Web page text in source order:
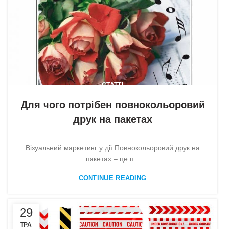
СТАТТІ
Для чого потрібен повнокольоровий
друк на пакетах
Візуальний маркетинг у дії Повнокольоровий друк на
пакетах – це п...
CONTINUE READING
29
ТРА